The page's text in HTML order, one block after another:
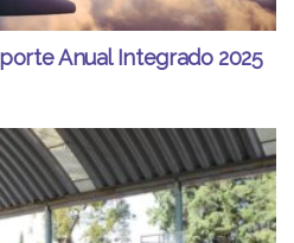
Anual Integrado 2025